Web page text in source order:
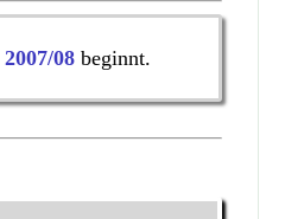
2007/08 beginnt.